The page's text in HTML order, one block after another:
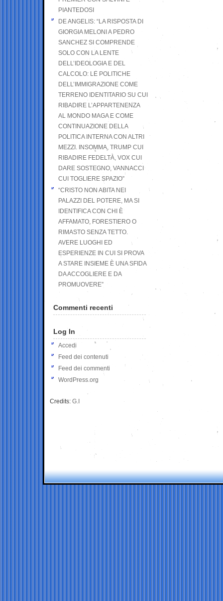
PIANTEDOSI
DE ANGELIS: “LA RISPOSTA DI
GIORGIA MELONI A PEDRO
SANCHEZ SI COMPRENDE
SOLO CON LA LENTE
DELL’IDEOLOGIA E DEL
CALCOLO: LE POLITICHE
DELL’IMMIGRAZIONE COME
TERRENO IDENTITARIO SU CUI
RIBADIRE L’APPARTENENZA
AL MONDO MAGA E COME
CONTINUAZIONE DELLA
POLITICA INTERNA CON ALTRI
MEZZI. INSOMMA, TRUMP CUI
RIBADIRE FEDELTÀ, VOX CUI
DARE SOSTEGNO, VANNACCI
CUI TOGLIERE SPAZIO”
“CRISTO NON ABITA NEI
PALAZZI DEL POTERE, MA SI
IDENTIFICA CON CHI È
AFFAMATO, FORESTIERO O
RIMASTO SENZA TETTO.
AVERE LUOGHI ED
ESPERIENZE IN CUI SI PROVA
A STARE INSIEME È UNA SFIDA
DA ACCOGLIERE E DA
PROMUOVERE”
Commenti recenti
Log In
Accedi
Feed dei contenuti
Feed dei commenti
WordPress.org
Credits: G.I